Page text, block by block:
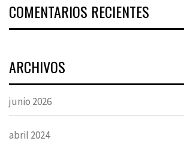
COMENTARIOS RECIENTES
ARCHIVOS
junio 2026
abril 2024